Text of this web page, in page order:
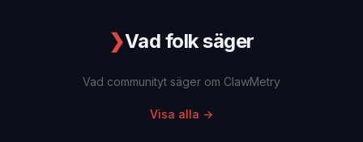
❯Vad folk säger
Vad communityt säger om ClawMetry
Visa alla →